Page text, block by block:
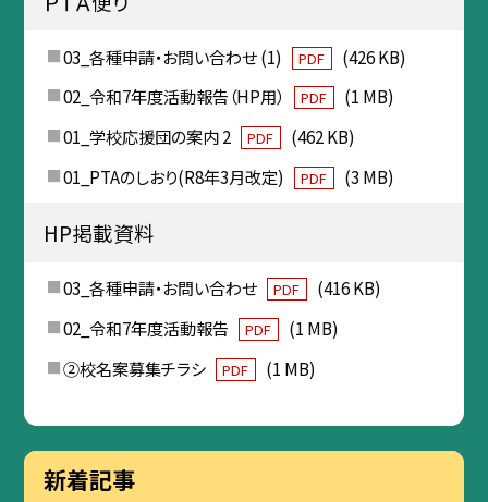
03_各種申請・お問い合わせ (1) PDF
(426 KB)
02_令和7年度活動報告（HP用）
PDF
(1 MB)
01_学校応援団の案内 2
PDF
(462 KB)
01_PTAのしおり(R8年3月改定)
PDF (3 MB)
HP掲載資料
03_各種申請・お問い合わせ PDF
(416 KB)
02_令和7年度活動報告
PDF
(1 MB)
②校名案募集チラシ
PDF (1 MB)
新着記事